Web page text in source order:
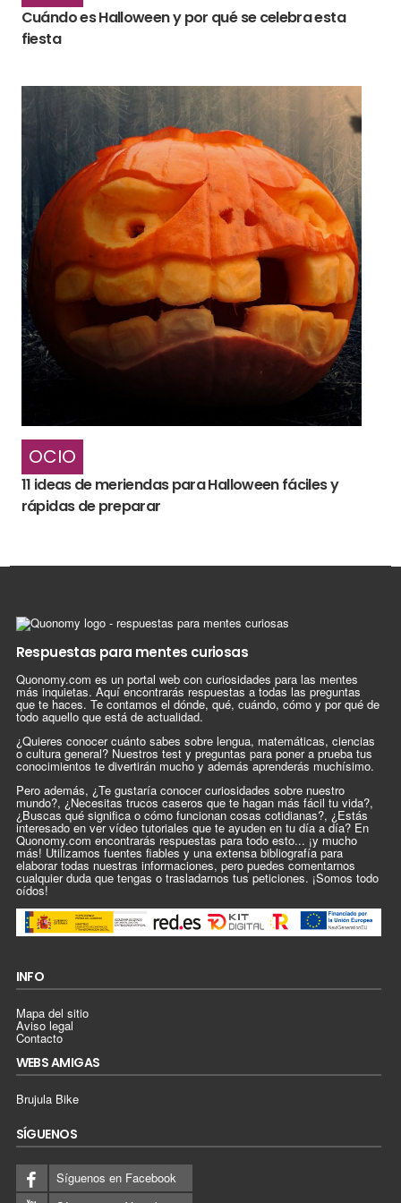
Cuándo es Halloween y por qué se celebra esta
fiesta
OCIO
11 ideas de meriendas para Halloween fáciles y
rápidas de preparar
Respuestas para mentes curiosas
Quonomy.com es un portal web con curiosidades para las mentes
más inquietas. Aquí encontrarás respuestas a todas las preguntas
que te haces. Te contamos el dónde, qué, cuándo, cómo y por qué de
todo aquello que está de actualidad.
¿Quieres conocer cuánto sabes sobre lengua, matemáticas, ciencias
o cultura general? Nuestros test y preguntas para poner a prueba tus
conocimientos te divertirán mucho y además aprenderás muchísimo.
Pero además, ¿Te gustaría conocer curiosidades sobre nuestro
mundo?, ¿Necesitas trucos caseros que te hagan más fácil tu vida?,
¿Buscas qué significa o cómo funcionan cosas cotidianas?, ¿Estás
interesado en ver vídeo tutoriales que te ayuden en tu día a día? En
Quonomy.com encontrarás respuestas para todo esto... ¡y mucho
más! Utilizamos fuentes fiables y una extensa bibliografía para
elaborar todas nuestras informaciones, pero puedes comentarnos
cualquier duda que tengas o trasladarnos tus peticiones. ¡Somos todo
oídos!
INFO
Mapa del sitio
Aviso legal
Contacto
WEBS AMIGAS
Brujula Bike
SÍGUENOS
Síguenos en Facebook